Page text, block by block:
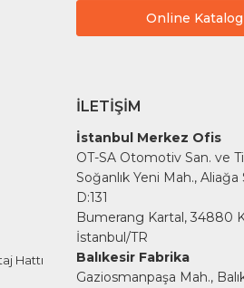
Online Katalog
Hattı
İLETIŞIM
İstanbul Merkez Ofis
OT-SA Otomotiv San. ve
Soğanlık Yeni Mah., Aliağa
D:131
Bumerang Kartal, 34880
İstanbul/TR
Balıkesir Fabrika
Gaziosmanpaşa Mah.,